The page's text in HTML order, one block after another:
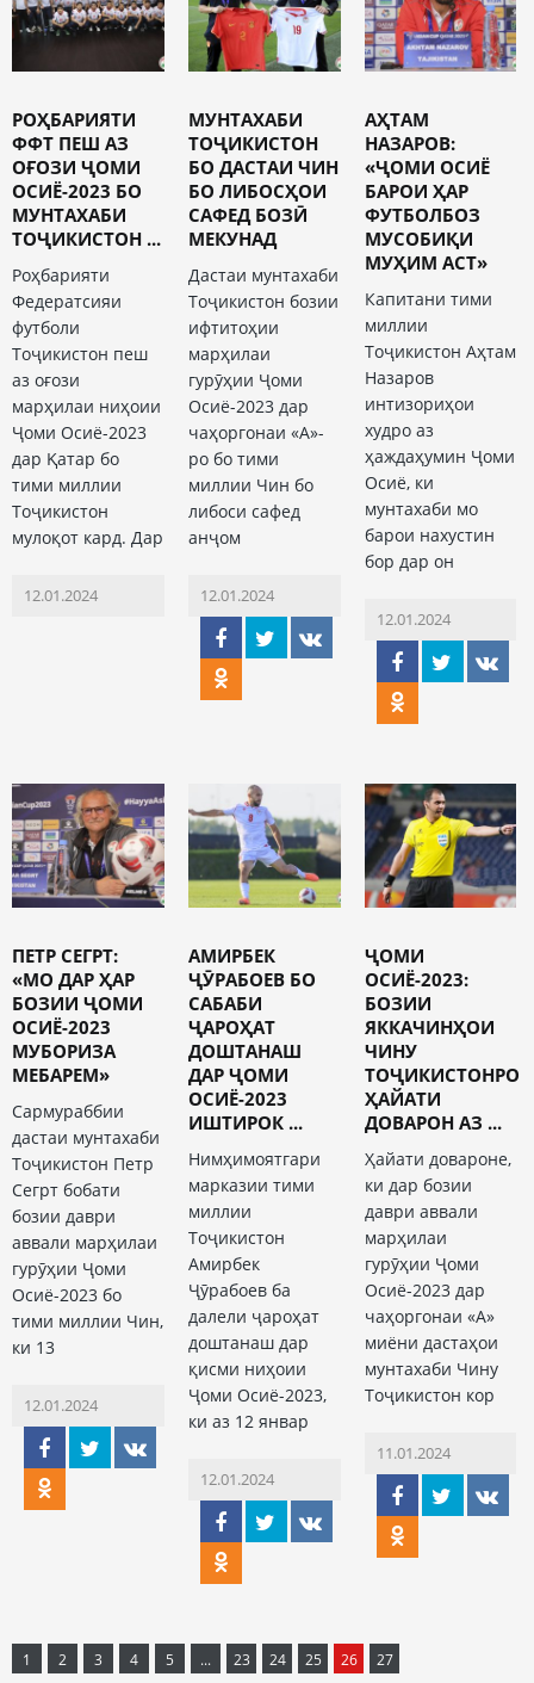
РОҲБАРИЯТИ
ФФТ ПЕШ АЗ
ОҒОЗИ ҶОМИ
ОСИЁ-2023 БО
МУНТАХАБИ
ТОҶИКИСТОН ...
Роҳбарияти
Федератсияи
футболи
Тоҷикистон пеш
аз оғози
марҳилаи ниҳоии
Ҷоми Осиё-2023
дар Қатар бо
тими миллии
Тоҷикистон
мулоқот кард. Дар
12.01.2024
МУНТАХАБИ
ТОҶИКИСТОН
БО ДАСТАИ ЧИН
БО ЛИБОСҲОИ
САФЕД БОЗӢ
МЕКУНАД
Дастаи мунтахаби
Тоҷикистон бозии
ифтитоҳии
марҳилаи
гурӯҳии Ҷоми
Осиё-2023 дар
чаҳоргонаи «А»-
ро бо тими
миллии Чин бо
либоси сафед
анҷом
12.01.2024
АҲТАМ
НАЗАРОВ:
«ҶОМИ ОСИЁ
БАРОИ ҲАР
ФУТБОЛБОЗ
МУСОБИҚИ
МУҲИМ АСТ»
Капитани тими
миллии
Тоҷикистон Аҳтам
Назаров
интизориҳои
худро аз
ҳаждаҳумин Ҷоми
Осиё, ки
мунтахаби мо
барои нахустин
бор дар он
12.01.2024
ПЕТР СЕГРТ:
«МО ДАР ҲАР
БОЗИИ ҶОМИ
ОСИЁ-2023
МУБОРИЗА
МЕБАРЕМ»
Сармураббии
дастаи мунтахаби
Тоҷикистон Петр
Сегрт бобати
бозии даври
аввали марҳилаи
гурӯҳии Ҷоми
Осиё-2023 бо
тими миллии Чин,
ки 13
12.01.2024
АМИРБЕК
ҶӮРАБОЕВ БО
САБАБИ
ҶАРОҲАТ
ДОШТАНАШ
ДАР ҶОМИ
ОСИЁ-2023
ИШТИРОК ...
Нимҳимоятгари
марказии тими
миллии
Тоҷикистон
Амирбек
Ҷӯрабоев ба
далели ҷароҳат
доштанаш дар
қисми ниҳоии
Ҷоми Осиё-2023,
ки аз 12 январ
12.01.2024
ҶОМИ
ОСИЁ-2023:
БОЗИИ
ЯККАЧИНҲОИ
ЧИНУ
ТОҶИКИСТОНРО
ҲАЙАТИ
ДОВАРОН АЗ ...
Ҳайати довароне,
ки дар бозии
даври аввали
марҳилаи
гурӯҳии Ҷоми
Осиё-2023 дар
чаҳоргонаи «А»
миёни дастаҳои
мунтахаби Чину
Тоҷикистон кор
11.01.2024
1 2 3 4 5 ... 23 24 25 26 27